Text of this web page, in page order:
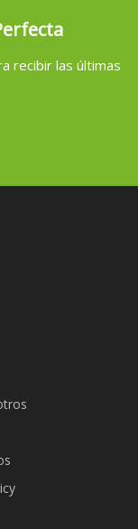
recibir las últimas